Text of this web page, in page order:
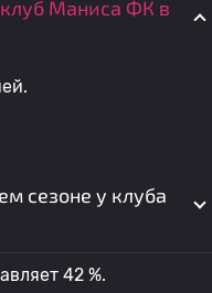
Маниса ФК в
сезоне у клуба
42 %.